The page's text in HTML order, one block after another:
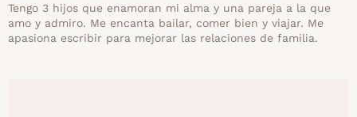
Tengo 3 hijos que enamoran mi alma y una pareja a la que
amo y admiro. Me encanta bailar, comer bien y viajar. Me
apasiona escribir para mejorar las relaciones de familia.